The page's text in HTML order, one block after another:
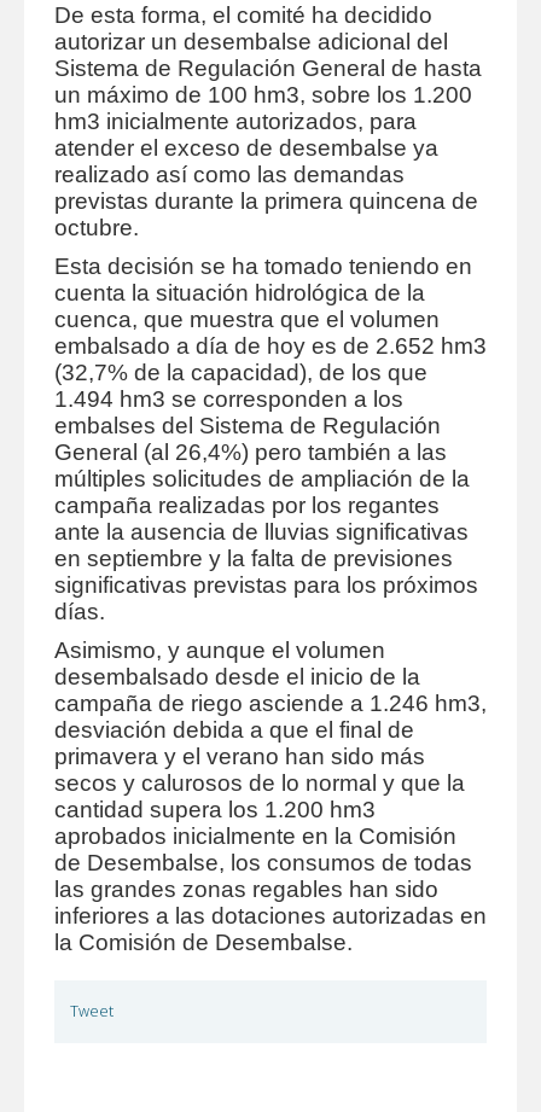
De esta forma, el comité ha decidido
autorizar un desembalse adicional del
Sistema de Regulación General de hasta
un máximo de 100 hm3, sobre los 1.200
hm3 inicialmente autorizados, para
atender el exceso de desembalse ya
realizado así como las demandas
previstas durante la primera quincena de
octubre.
Esta decisión se ha tomado teniendo en
cuenta la situación hidrológica de la
cuenca, que muestra que el volumen
embalsado a día de hoy es de 2.652 hm3
(32,7% de la capacidad), de los que
1.494 hm3 se corresponden a los
embalses del Sistema de Regulación
General (al 26,4%) pero también a las
múltiples solicitudes de ampliación de la
campaña realizadas por los regantes
ante la ausencia de lluvias significativas
en septiembre y la falta de previsiones
significativas previstas para los próximos
días.
Asimismo, y aunque el volumen
desembalsado desde el inicio de la
campaña de riego asciende a 1.246 hm3,
desviación debida a que el final de
primavera y el verano han sido más
secos y calurosos de lo normal y que la
cantidad supera los 1.200 hm3
aprobados inicialmente en la Comisión
de Desembalse, los consumos de todas
las grandes zonas regables han sido
inferiores a las dotaciones autorizadas en
la Comisión de Desembalse.
Tweet